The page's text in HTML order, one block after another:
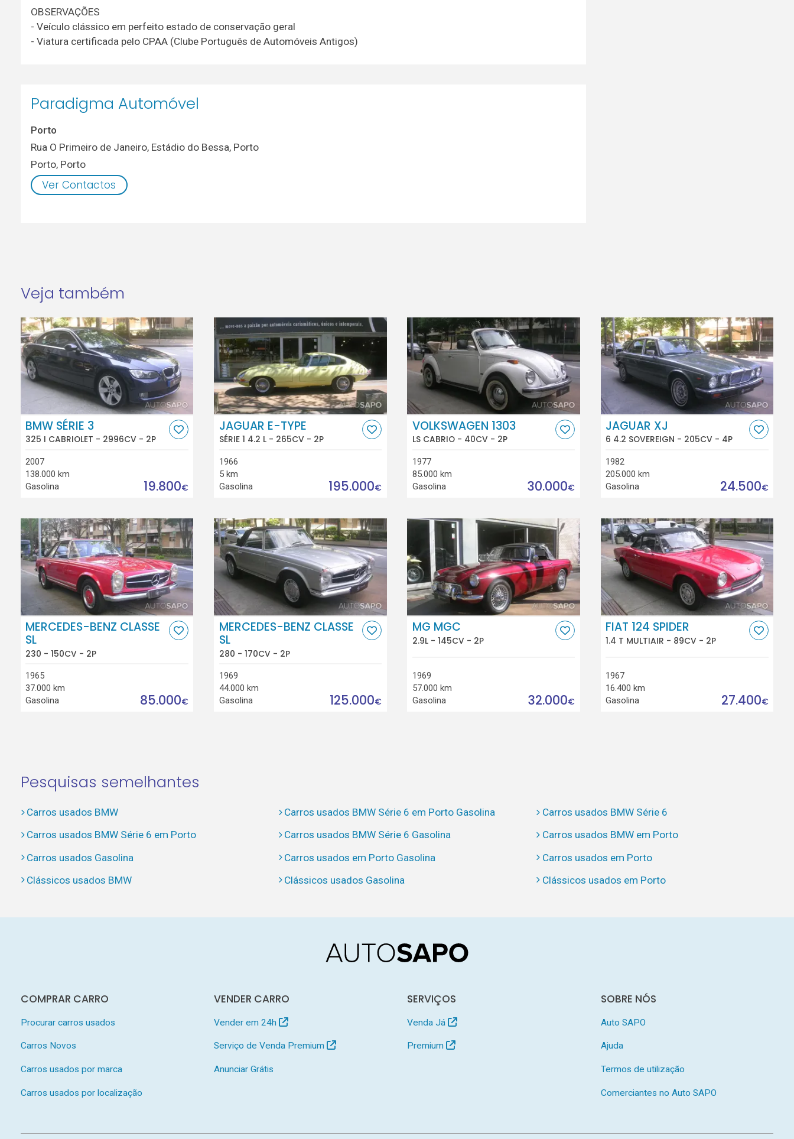
OBSERVAÇÕES
- Veículo clássico em perfeito estado de conservação geral
- Viatura certificada pelo CPAA (Clube Português de Automóveis Antigos)
Paradigma Automóvel
Porto
Rua O Primeiro de Janeiro, Estádio do Bessa, Porto
Porto, Porto
Ver Contactos
Veja também
BMW SÉRIE 3
325 I CABRIOLET - 2996CV - 2P
2007
138.000 km
Gasolina
19.800€
JAGUAR E-TYPE
SÉRIE 1 4.2 L - 265CV - 2P
1966
5 km
Gasolina
195.000€
VOLKSWAGEN 1303
LS CABRIO - 40CV - 2P
1977
85.000 km
Gasolina
30.000€
JAGUAR XJ
6 4.2 SOVEREIGN - 205CV - 4P
1982
205.000 km
Gasolina
24.500€
MERCEDES-BENZ CLASSE
SL
230 - 150CV - 2P
1965
37.000 km
Gasolina
85.000€
MERCEDES-BENZ CLASSE
SL
280 - 170CV - 2P
1969
44.000 km
Gasolina
125.000€
MG MGC
2.9L - 145CV - 2P
1969
57.000 km
Gasolina
32.000€
FIAT 124 SPIDER
1.4 T MULTIAIR - 89CV - 2P
1967
16.400 km
Gasolina
27.400€
Pesquisas semelhantes
Carros usados BMW Carros usados BMW Série 6 em Porto Gasolina
Carros usados BMW Série 6
Carros usados BMW Série 6 em Porto
Carros usados BMW Série 6 Gasolina
Carros usados BMW em Porto
Carros usados Gasolina
Carros usados em Porto Gasolina
Carros usados em Porto
Clássicos usados BMW
Clássicos usados Gasolina Clássicos usados em Porto
COMPRAR CARRO
Procurar carros usados
Carros Novos
Carros usados por marca
Carros usados por localização
VENDER CARRO
Vender em 24h
Serviço de Venda Premium
Anunciar Grátis
SERVIÇOS
Venda Já
Premium
SOBRE NÓS
Auto SAPO
Ajuda
Termos de utilização
Comerciantes no Auto SAPO